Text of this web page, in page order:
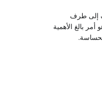
إلى طرف
أمر بالغ الأهمية